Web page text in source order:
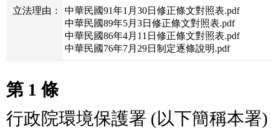
立法理由：
中華民國91年1月30日修正條文對照表.pdf
中華民國89年5月3日修正條文對照表.pdf
中華民國86年4月11日修正條文對照表.pdf
中華民國76年7月29日制定逐條說明.pdf
第 1 條
行政院環境保護署 (以下簡稱本署